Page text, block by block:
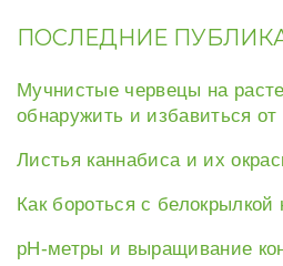
ПОСЛЕДНИЕ
Мучнистые червецы на
обнаружить и избавиться от
Листья каннабиса и их
Как бороться с белокрылкой
рН-метры и выращивание